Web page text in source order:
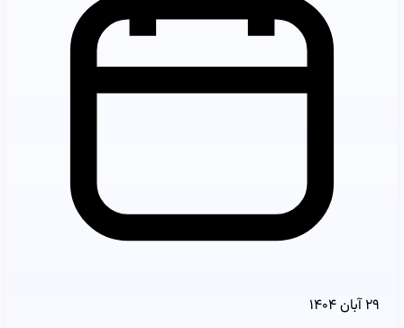
۲۹ آبان ۱۴۰۴